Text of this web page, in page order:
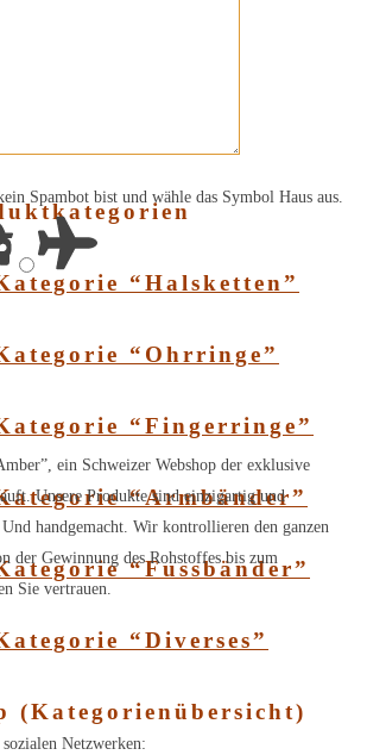
“Halsketten”
“Ohrringe”
“Fingerringe”
“Armbänder”
“Fussbänder”
“Diverses”
(Kategorienübersicht)
Spambot bist und wähle das Symbol Haus aus.
ein Schweizer Webshop der exklusive
Unsere Produkte sind einzigartig und
handgemacht. Wir kontrollieren den ganzen
der Gewinnung des Rohstoffes bis zum
Sie vertrauen.
Netzwerken: